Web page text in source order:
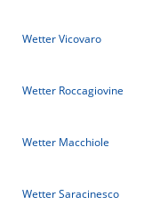
Wetter Vicovaro
Wetter Roccagiovine
Wetter Macchiole
Wetter Saracinesco